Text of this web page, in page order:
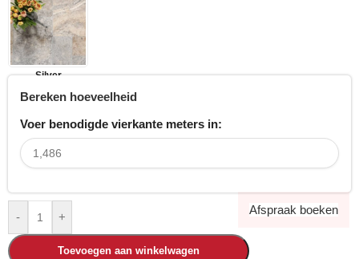
Silver
Bereken hoeveelheid
Voer benodigde vierkante meters in:
- +
Toevoegen aan winkelwagen
Afspraak boeken